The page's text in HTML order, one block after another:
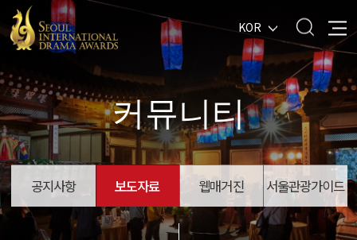
KOR
커뮤니티
공지사항 보도자료 웹매거진 서울관광가이드